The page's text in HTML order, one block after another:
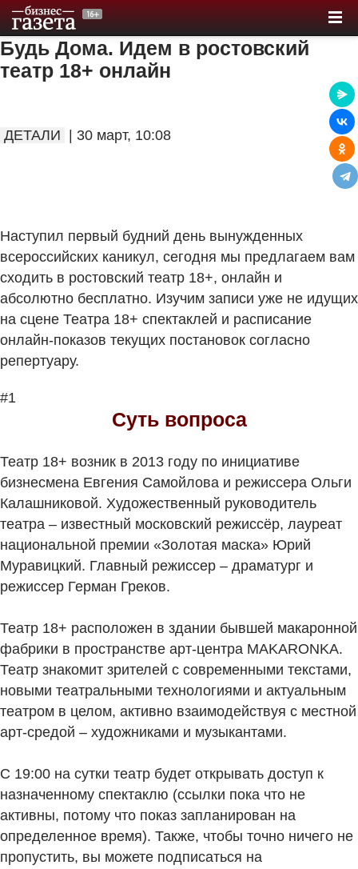
Будь Дома. Идем в ростовский
театр 18+ онлайн
ДЕТАЛИ | 30 март, 10:08
Наступил первый будний день вынужденных
всероссийских каникул, сегодня мы предлагаем вам
сходить в ростовский театр 18+, онлайн и
абсолютно бесплатно. Изучим записи уже не идущих
на сцене Театра 18+ спектаклей и расписание
онлайн-показов текущих постановок согласно
репертуару.
#1
Суть вопроса
Театр 18+ возник в 2013 году по инициативе
бизнесмена Евгения Самойлова и режиссера Ольги
Калашниковой. Художественный руководитель
театра – известный московский режиссёр, лауреат
национальной премии «Золотая маска» Юрий
Муравицкий. Главный режиссер – драматург и
режиссер Герман Греков.
Театр 18+ расположен в здании бывшей макаронной
фабрики в пространстве арт-центра MAKARONKA.
Театр знакомит зрителей с современными текстами,
новыми театральными технологиями и актуальным
театром в целом, активно взаимодействуя с местной
арт-средой – художниками и музыкантами.
С 19:00 на сутки театр будет открывать доступ к
назначенному спектаклю (ссылки пока что не
активны, потому что показ запланирован на
определенное время). Также, чтобы точно ничего не
пропустить, вы можете подписаться на